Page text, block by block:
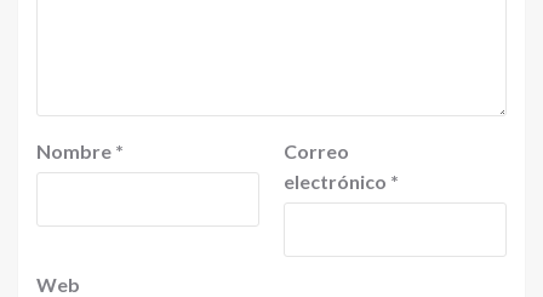
Nombre *
Correo
electrónico *
Web